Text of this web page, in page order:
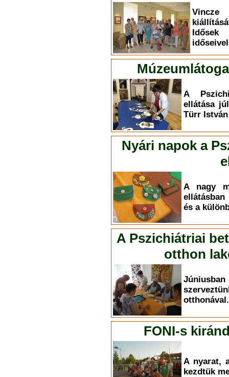
Vincze
A
ellátása
Türr
Nyári napok a
A nagy
és a
A Pszichiátriai
otthon
otthonával.
FONI-s
A nyarat,
kezdtük